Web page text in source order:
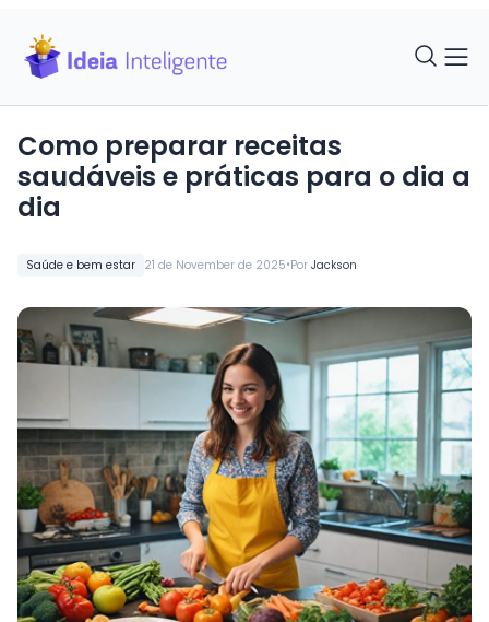
Saúde e bem estar 21 de November de 2025•Por Jackson
Como preparar receitas
saudáveis e práticas para o dia a
dia